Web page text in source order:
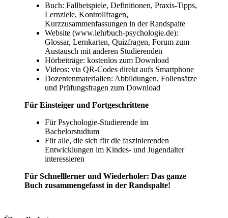
Buch: Fallbeispiele, Definitionen, Praxis-Tipps,
Lernziele, Kontrollfragen,
Kurzzusammenfassungen in der Randspalte
Website (www.lehrbuch-psychologie.de):
Glossar, Lernkarten, Quizfragen, Forum zum
Austausch mit anderen Studierenden
Hörbeiträge: kostenlos zum Download
Videos: via QR-Codes direkt aufs Smartphone
Dozentenmaterialien: Abbildungen, Foliensätze
und Prüfungsfragen zum Download
Für Einsteiger und Fortgeschrittene
Für Psychologie-Studierende im
Bachelorstudium
Für alle, die sich für die faszinierenden
Entwicklungen im Kindes- und Jugendalter
interessieren
Für Schnelllerner und Wiederholer: Das ganze
Buch zusammengefasst in der Randspalte!